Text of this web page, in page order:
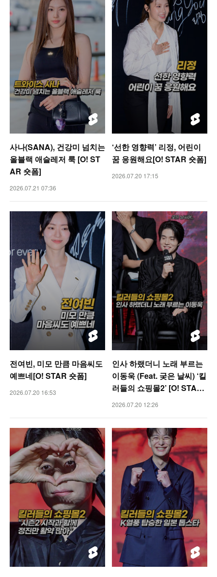
사나(SANA), 건강미 넘치는
올블랙 애슬레저 룩 [O! ST
AR 숏폼]
2026.07.21 07:36
‘선한 영향력’ 리정, 어린이
꿈 응원해요[O! STAR 숏폼]
2026.07.20 17:15
전여빈, 미모 만큼 마음씨도
예쁘네[O! STAR 숏폼]
2026.07.20 16:53
인사 하랬더니 노래 부르는
이동욱 (Feat. 궂은 날씨) ‘킬
러들의 쇼핑몰2’ [O! STAR
숏폼]
2026.07.20 12:26